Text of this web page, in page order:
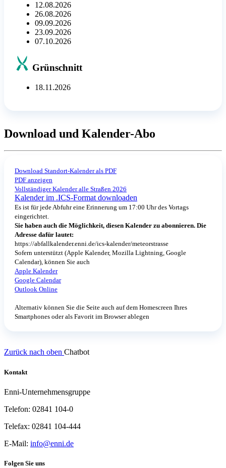
12.08.2026
26.08.2026
09.09.2026
23.09.2026
07.10.2026
Grünschnitt
18.11.2026
Download und Kalender-Abo
Download Standort-Kalender als PDF
PDF anzeigen
Vollständiger Kalender alle Straßen 2026
Kalender im .ICS-Format downloaden
Es ist für jede Abfuhr eine Erinnerung um 17:00 Uhr des Vortags
eingerichtet.
Sie haben auch die Möglichkeit, diesen Kalender zu abonnieren. Die
Adresse dafür lautet:
https://abfallkalender.enni.de/ics-kalender/meteorstrasse
Sofern unterstützt (Apple Kalender, Mozilla Lightning, Google
Calendar), können Sie auch
Apple Kalender
Google Calendar
Outlook Online
Alternativ können Sie die Seite auch auf dem Homescreen Ihres
Smartphones oder als Favorit im Browser ablegen
Zurück nach oben Chatbot
Kontakt
Enni-Unternehmensgruppe
Telefon: 02841 104-0
Telefax: 02841 104-444
E-Mail: info@enni.de
Folgen Sie uns